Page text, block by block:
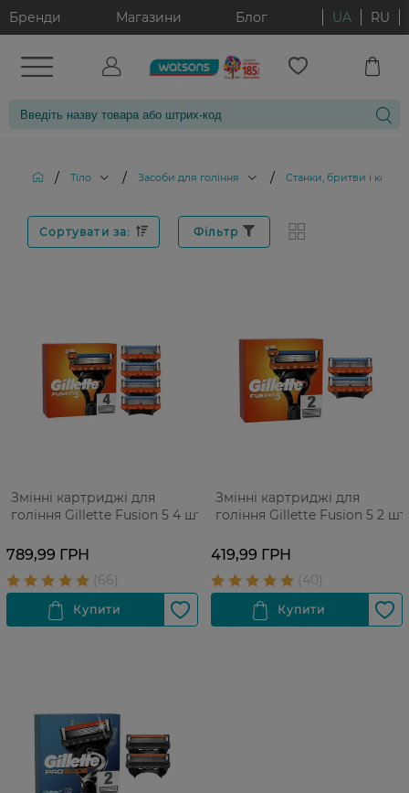
Бренди Магазини Блог UA RU
/ Тіло / Засоби для гоління / Станки, бритви і
Сортувати за: Фільтр
Змінні картриджі для
гоління Gillette Fusion 5 4 шт
789,99 ГРН
Змінні картриджі для
гоління Gillette Fusion 5 2 шт
419,99 ГРН